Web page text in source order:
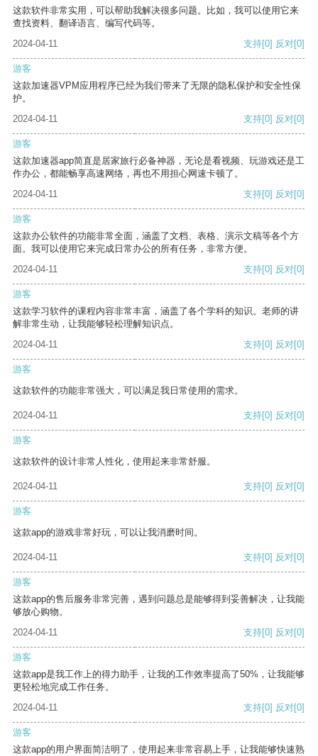
这款软件非常实用，可以帮助我解决很多问题。比如，我可以使用它来
查找资料、翻译语言、编写代码等。
2024-04-11
支持[0] 反对[0]
游客
这款加速器VPM应用程序已经为我们带来了无限的隐私保护和安全性保
护。
2024-04-11
支持[0] 反对[0]
游客
这款加速器app简直是居家旅行必备神器，无论是看视频、玩游戏还是工
作办公，都能畅享高速网络，再也不用担心网速卡顿了。
2024-04-11
支持[0] 反对[0]
游客
这款办公软件的功能非常全面，涵盖了文档、表格、演示文稿等各个方
面。我可以使用它来完成日常办公的所有任务，非常方便。
2024-04-11
支持[0] 反对[0]
游客
这款学习软件的课程内容非常丰富，涵盖了各个学科的知识。老师的讲
解非常生动，让我能够轻松理解知识点。
2024-04-11
支持[0] 反对[0]
游客
这款软件的功能非常强大，可以满足我日常使用的需求。
2024-04-11 支持[0] 反对[0]
游客
这款软件的设计非常人性化，使用起来非常舒服。
2024-04-11 支持[0] 反对[0]
游客
这款app的游戏非常好玩，可以让我消磨时间。
2024-04-11 支持[0] 反对[0]
游客
这款app的售后服务非常完善，遇到问题总是能够得到妥善解决，让我能
够放心购物。
2024-04-11
支持[0] 反对[0]
游客
这款app是我工作上的得力助手，让我的工作效率提高了50%，让我能够
更轻松地完成工作任务。
2024-04-11
支持[0] 反对[0]
游客
这款app的用户界面简洁明了，使用起来非常容易上手，让我能够快速熟